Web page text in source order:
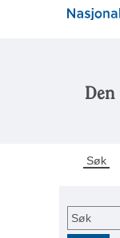
Søk
Søk